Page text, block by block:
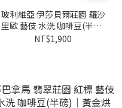
玻利維亞 伊莎貝爾莊園 羅沙
里歐 藝伎 水洗 咖啡豆(半磅)
｜黃金烘焙
NT$1,900